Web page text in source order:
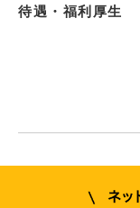
待遇・福利厚生